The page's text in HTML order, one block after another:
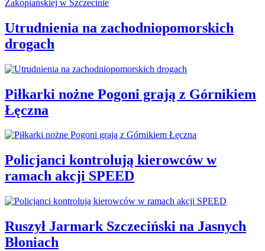
Utrudnienia na zachodniopomorskich
drogach
Piłkarki nożne Pogoni grają z Górnikiem
Łęczna
Policjanci kontrolują kierowców w
ramach akcji SPEED
Ruszył Jarmark Szczeciński na Jasnych
Błoniach